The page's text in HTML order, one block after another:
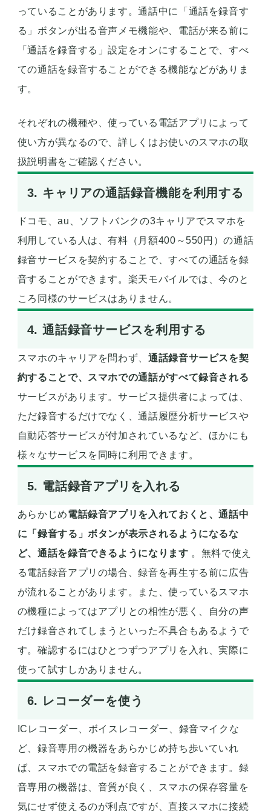
っていることがあります。通話中に「通話を録音す
る」ボタンが出る音声メモ機能や、電話が来る前に
「通話を録音する」設定をオンにすることで、すべ
ての通話を録音することができる機能などがありま
す。
それぞれの機種や、使っている電話アプリによって
使い方が異なるので、詳しくはお使いのスマホの取
扱説明書をご確認ください。
3. キャリアの通話録音機能を利用する
ドコモ、au、ソフトバンクの3キャリアでスマホを
利用している人は、有料（月額400～550円）の通話
録音サービスを契約することで、すべての通話を録
音することができます。楽天モバイルでは、今のと
ころ同様のサービスはありません。
4. 通話録音サービスを利用する
スマホのキャリアを問わず、 通話録音サービスを契
約することで、スマホでの通話がすべて録音される
サービスがあります。サービス提供者によっては、
ただ録音するだけでなく、通話履歴分析サービスや
自動応答サービスが付加されているなど、ほかにも
様々なサービスを同時に利用できます。
5. 電話録音アプリを入れる
あらかじめ電話録音アプリを入れておくと、通話中
に「録音する」ボタンが表示されるようになるな
ど、通話を録音できるようになります 。無料で使え
る電話録音アプリの場合、録音を再生する前に広告
が流れることがあります。また、使っているスマホ
の機種によってはアプリとの相性が悪く、自分の声
だけ録音されてしまうといった不具合もあるようで
す。確認するにはひとつずつアプリを入れ、実際に
使って試すしかありません。
6. レコーダーを使う
ICレコーダー、ボイスレコーダー、録音マイクな
ど、録音専用の機器をあらかじめ持ち歩いていれ
ば、スマホでの電話を録音することができます。録
音専用の機器は、音質が良く、スマホの保存容量を
気にせず使えるのが利点ですが、直接スマホに接続